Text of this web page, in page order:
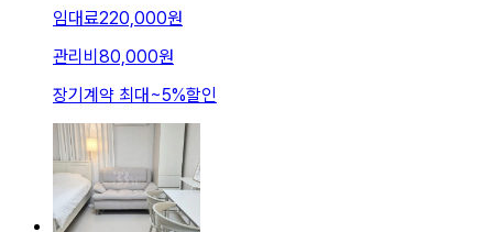
임대료220,000원
관리비 80,000원
장기계약 최대~5%할인